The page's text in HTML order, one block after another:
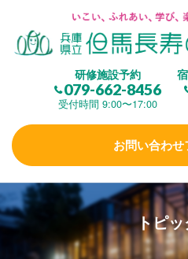
研修施設予約
079-662-8456
受付時間 9:00〜17:00
お問い合わせ
但馬長寿の郷とは
(研修施設)
楽しむ
学 ぶ (健康福祉) トピ